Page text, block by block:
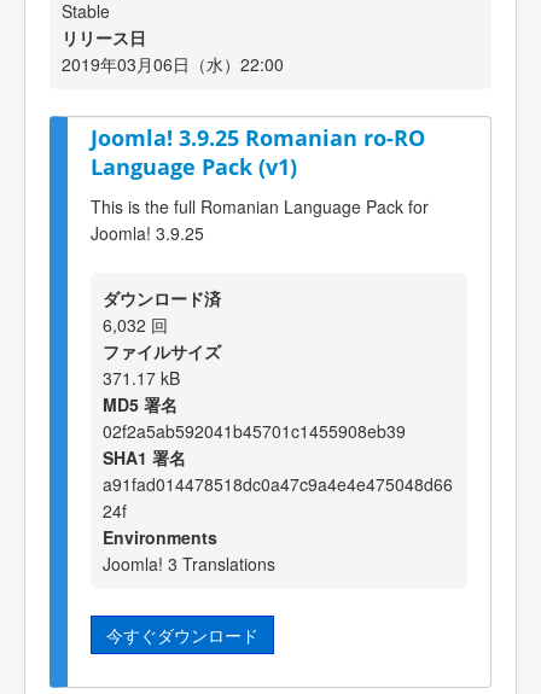
Stable
リリース日
2019年03月06日（水）22:00
Joomla! 3.9.25 Romanian ro-RO
Language Pack (v1)
This is the full Romanian Language Pack for
Joomla! 3.9.25
ダウンロード済
6,032 回
ファイルサイズ
371.17 kB
MD5 署名
02f2a5ab592041b45701c1455908eb39
SHA1 署名
a91fad014478518dc0a47c9a4e4e475048d66
24f
Environments
Joomla! 3 Translations
今すぐダウンロード